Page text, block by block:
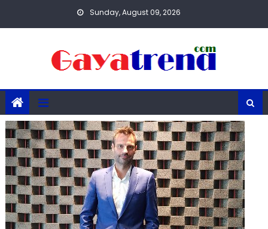
Sunday, August 09, 2026